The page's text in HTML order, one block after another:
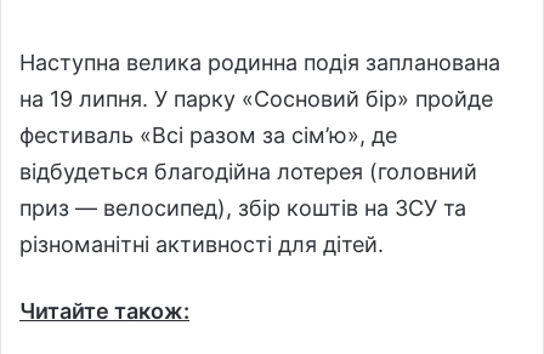
Наступна велика родинна подія запланована
на 19 липня. У парку «Сосновий бір» пройде
фестиваль «Всі разом за сім’ю», де
відбудеться благодійна лотерея (головний
приз — велосипед), збір коштів на ЗСУ та
різноманітні активності для дітей.
Читайте також: